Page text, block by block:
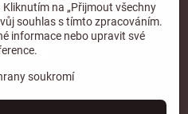
Kliknutím na „Přijmout všechny
souhlas s tímto zpracováním.
informace nebo upravit své
soukromí